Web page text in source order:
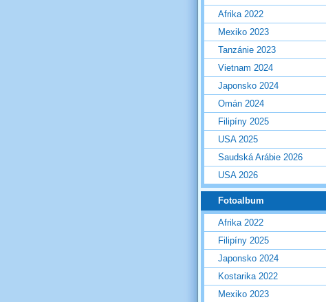
Afrika 2022
Mexiko 2023
Tanzánie 2023
Vietnam 2024
Japonsko 2024
Omán 2024
Filipíny 2025
USA 2025
Saudská Arábie 2026
USA 2026
Fotoalbum
Afrika 2022
Filipíny 2025
Japonsko 2024
Kostarika 2022
Mexiko 2023